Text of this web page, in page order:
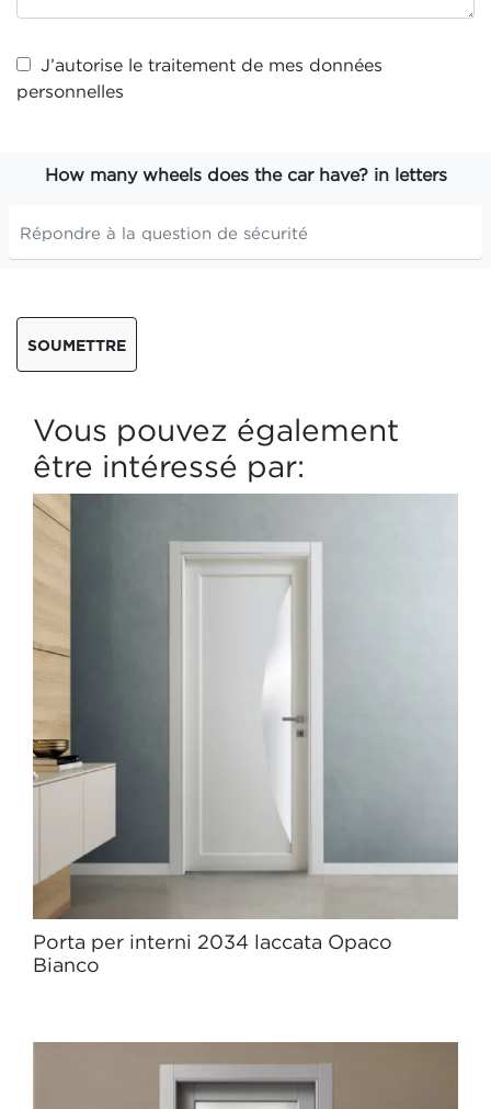
J’autorise le traitement de mes données
personnelles
How many wheels does the car have? in letters
SOUMETTRE
Vous pouvez également
être intéressé par:
Porta per interni 2034 laccata Opaco
Bianco